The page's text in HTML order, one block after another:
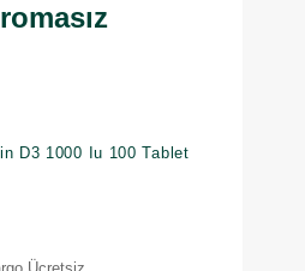
D3 1000 Iu 100 Tablet
Ücretsiz